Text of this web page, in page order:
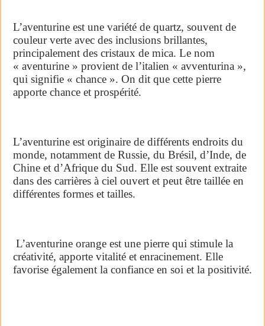
L’aventurine est une variété de quartz, souvent de
couleur verte avec des inclusions brillantes,
principalement des cristaux de mica. Le nom
« aventurine » provient de l’italien « avventurina »,
qui signifie « chance ». On dit que cette pierre
apporte chance et prospérité.
L’aventurine est originaire de différents endroits du
monde, notamment de Russie, du Brésil, d’Inde, de
Chine et d’Afrique du Sud. Elle est souvent extraite
dans des carrières à ciel ouvert et peut être taillée en
différentes formes et tailles.
L’aventurine orange est une pierre qui stimule la
créativité, apporte vitalité et enracinement. Elle
favorise également la confiance en soi et la positivité.